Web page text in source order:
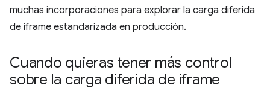
muchas incorporaciones para explorar la carga diferida
de iframe estandarizada en producción.
Cuando quieras tener más control
sobre la carga diferida de iframe